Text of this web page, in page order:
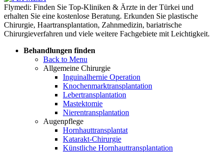
Flymedi: Finden Sie Top-Kliniken & Ärzte in der Türkei und
erhalten Sie eine kostenlose Beratung. Erkunden Sie plastische
Chirurgie, Haartransplantation, Zahnmedizin, bariatrische
Chirurgieverfahren und viele weitere Fachgebiete mit Leichtigkeit.
Behandlungen finden
Back to Menu
Allgemeine Chirurgie
Inguinalhernie Operation
Knochenmarktransplantation
Lebertransplantation
Mastektomie
Nierentransplantation
Augenpflege
Hornhauttransplantat
Katarakt-Chirurgie
Künstliche Hornhauttransplantation